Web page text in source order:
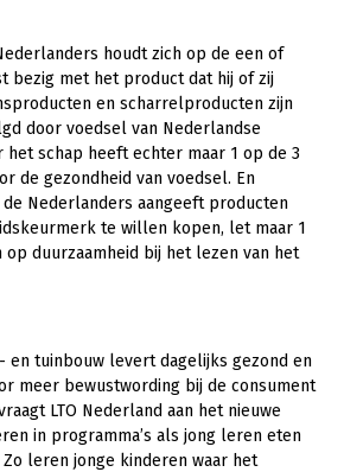
houdt zich op de een of
bezig met het product dat hij of zij
en scharrelproducten zijn
door voedsel van Nederlandse
het schap heeft echter maar 1 op de 3
de gezondheid van voedsel. En
de Nederlanders aangeeft producten
te willen kopen, let maar 1
op duurzaamheid bij het lezen van het
en tuinbouw levert dagelijks gezond en
meer bewustwording bij de consument
LTO Nederland aan het nieuwe
in programma’s als jong leren eten
leren jonge kinderen waar het